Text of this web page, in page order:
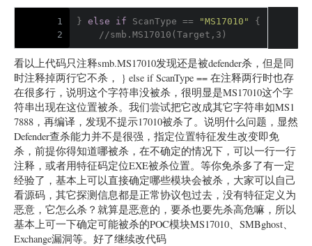
1
2
} else if ScanType == "MS17010"
{
    //smb.MS17010(Target,3)
看以上代码只注释smb.MS17010发现还是被defender杀，但是同
时注释掉两行它不杀， } else if ScanType == 在注释两行时也存
在很多行，说明这个字符串没被杀，很明显是MS17010这个字
符串出现在这位置被杀。我们尝试把它改成其它字符串如MS1
7888，再编译，发现不提示17010被杀了。说明什么问题，显然
Defender查杀能力并不是很强，指定位置特征发生改变即免
杀，前提你得知道哪被杀，在不确定的情况下，可以一行一行
注释，或者用特征码定位EXE被杀位置。等你免杀多了有一定
经验了，基本上可以直接确定哪些模块会被杀，大家可以自己
看源码，其它探测信息都是正常协议包过去，没有特征定义为
恶意，它怎么杀？就算是恶意的，要杀也要先杀高危嘛，所以
基本上可一下确定可能被杀的POC模块MS17010、SMBghost、
Exchange漏洞等。好了继续改代码